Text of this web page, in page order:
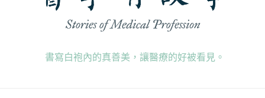
書寫白袍內的真善美，讓醫療的好被看見。